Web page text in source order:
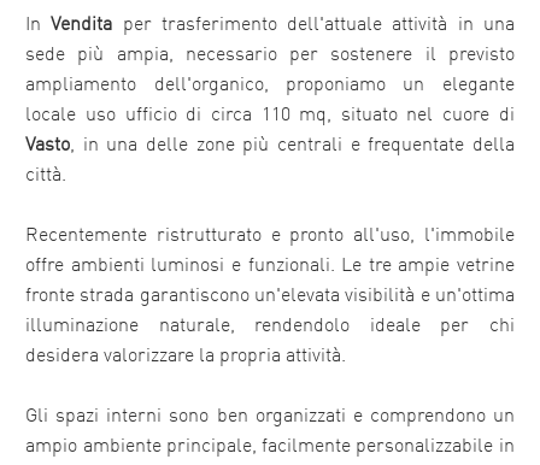
InVendita per trasferimento dell'attuale attività in una
sede più ampia, necessario per sostenere il previsto
ampliamento dell'organico, proponiamo un elegante
locale uso ufficio di circa 110 mq, situato nel cuore di
Vasto, in una delle zone più centrali e frequentate della
città.
Recentemente ristrutturato e pronto all'uso, l'immobile
offre ambienti luminosi e funzionali. Le tre ampie vetrine
fronte strada garantiscono un'elevata visibilità e un'ottima
illuminazione naturale, rendendolo ideale per chi
desidera valorizzare la propria attività.
Gli spazi interni sono ben organizzati e comprendono un
ampio ambiente principale, facilmente personalizzabile in